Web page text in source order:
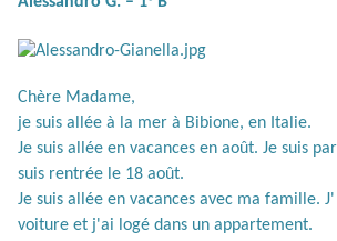
Chère Madame,
je suis allée à la mer à Bibione, en Italie.
Je suis allée en vacances en août. Je suis
suis rentrée le 18 août.
Je suis allée en vacances avec ma famille.
voiture et j'ai logé dans un appartement.